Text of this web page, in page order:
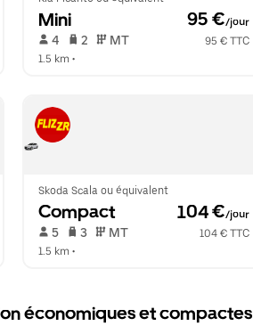
Mini 95 €/jour
4 2 MT
95 € TTC
1.5 km •
Skoda Scala ou équivalent
Compact 104 €/jour
5 3 MT
104 € TTC
1.5 km •
économiques et compactes